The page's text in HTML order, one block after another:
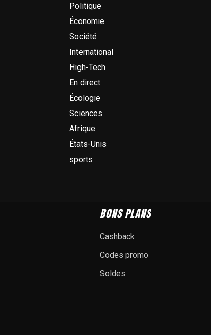
Politique
Économie
Société
International
High-Tech
En direct
Écologie
Sciences
Afrique
États-Unis
sports
BONS PLANS
Cashback
Codes promo
Soldes